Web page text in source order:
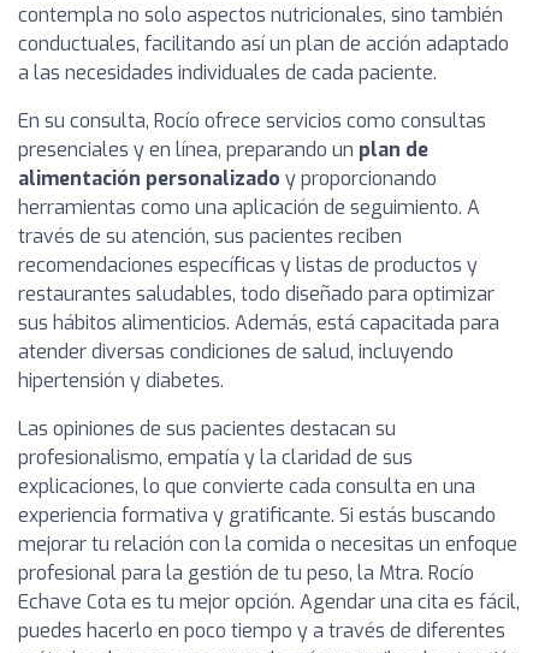
contempla no solo aspectos nutricionales, sino también
conductuales, facilitando así un plan de acción adaptado
a las necesidades individuales de cada paciente.
En su consulta, Rocío ofrece servicios como consultas
presenciales y en línea, preparando un plan de
alimentación personalizado y proporcionando
herramientas como una aplicación de seguimiento. A
través de su atención, sus pacientes reciben
recomendaciones específicas y listas de productos y
restaurantes saludables, todo diseñado para optimizar
sus hábitos alimenticios. Además, está capacitada para
atender diversas condiciones de salud, incluyendo
hipertensión y diabetes.
Las opiniones de sus pacientes destacan su
profesionalismo, empatía y la claridad de sus
explicaciones, lo que convierte cada consulta en una
experiencia formativa y gratificante. Si estás buscando
mejorar tu relación con la comida o necesitas un enfoque
profesional para la gestión de tu peso, la Mtra. Rocío
Echave Cota es tu mejor opción. Agendar una cita es fácil,
puedes hacerlo en poco tiempo y a través de diferentes